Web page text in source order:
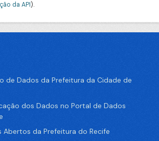
da API).
de Dados da Prefeitura da Cidade de
dos Dados no Portal de Dados
Abertos da Prefeitura do Recife